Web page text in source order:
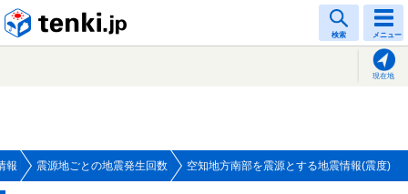
検索 メニュー
現在地
報 震源地ごとの地震発生回数 空知地方南部を震源とする地震情報(震度)